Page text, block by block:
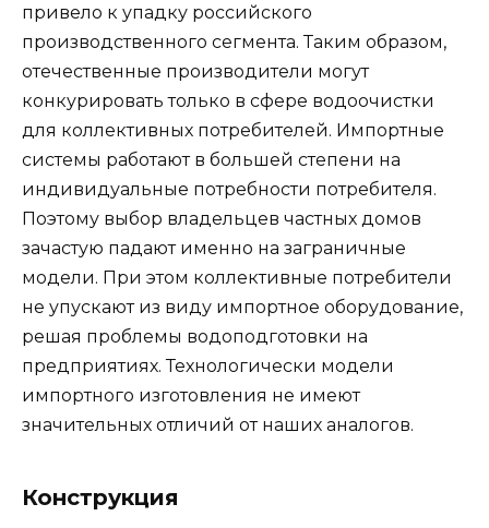
привело к упадку российского
производственного сегмента. Таким образом,
отечественные производители могут
конкурировать только в сфере водоочистки
для коллективных потребителей. Импортные
системы работают в большей степени на
индивидуальные потребности потребителя.
Поэтому выбор владельцев частных домов
зачастую падают именно на заграничные
модели. При этом коллективные потребители
не упускают из виду импортное оборудование,
решая проблемы водоподготовки на
предприятиях. Технологически модели
импортного изготовления не имеют
значительных отличий от наших аналогов.
Конструкция